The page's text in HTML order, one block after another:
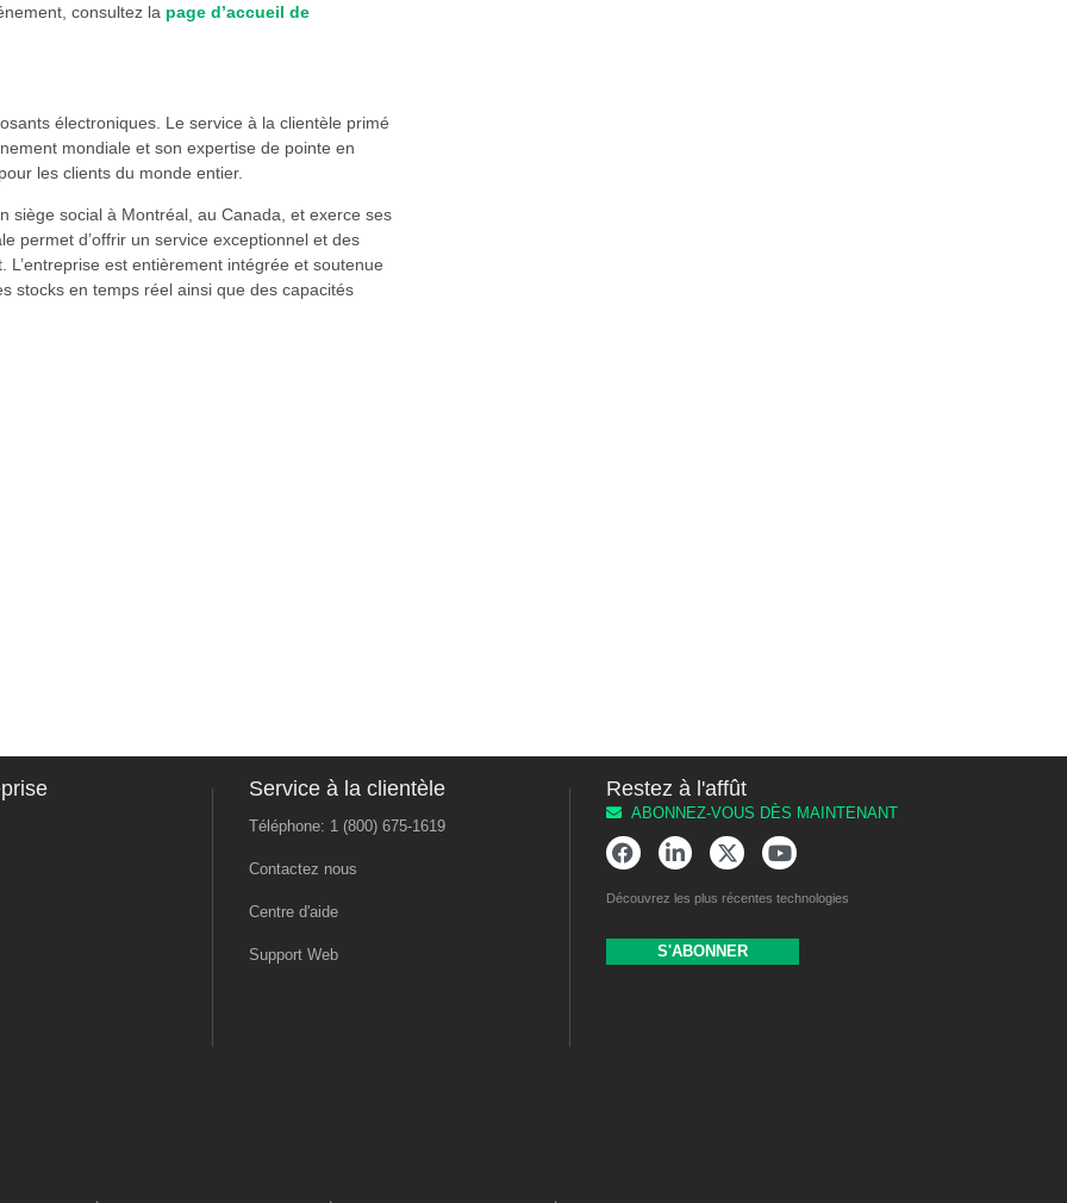
consultez la page d’accueil de
électroniques. Le service à la clientèle primé
mondiale et son expertise de pointe en
les clients du monde entier.
siège social à Montréal, au Canada, et exerce ses
permet d’offrir un service exceptionnel et des
est entièrement intégrée et soutenue
stocks en temps réel ainsi que des capacités
Service à la clientèle
Téléphone: 1 (800) 675-1619
Contactez nous
Centre d'aide
Support Web
Restez à l'affût
ABONNEZ-VOUS DÈS MAINTENANT
Découvrez les plus récentes technologies
S'ABONNER